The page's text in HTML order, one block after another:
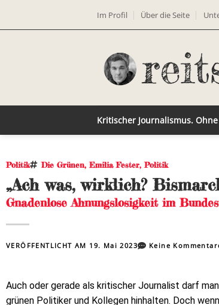
Im Profil Über die Seite
Kritischer Journalismus.
Politik Die Grünen,Emilia Fester,Politik
„Ach was, wirklich?
Gnadenlose Ahnungslosigkeit im
VERÖFFENTLICHT AM 19. Mai 2023 Keine
Auch oder gerade als kritischer Journalist darf
grünen Politiker und Kollegen hinhalten. Doch